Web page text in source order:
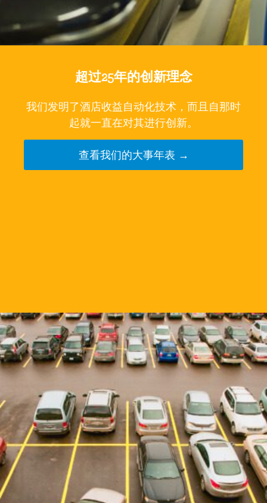
超过25年的创新理念
我们发明了酒店收益自动化技术，而且自那时
起就一直在对其进行创新。
查看我们的大事年表 →